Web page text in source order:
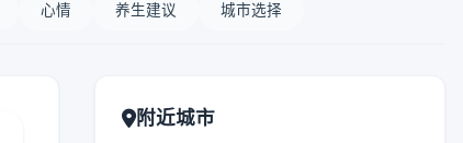
心情 养生建议 城市选择
附近城市